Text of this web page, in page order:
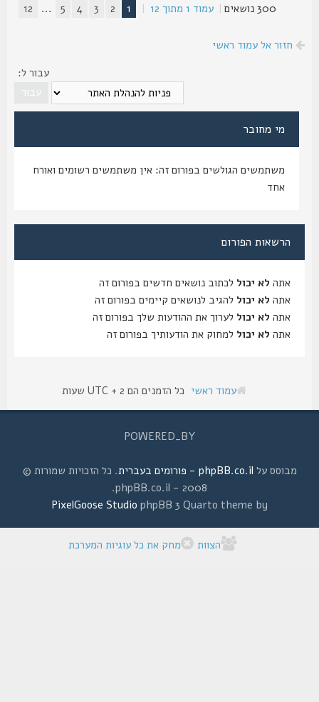
| עמוד1מתוך12
|
1
5
...
12
חזור אל עמוד ראשי
עבור ל:
מי מחובר
משתמשים הגולשים בפורום זה: אין משתמשים רשומים ואורח
הרשאות הפורום
לא יכול לכתוב נושאים חדשים בפורום זה
לא יכול להגיב לנושאים קיימים בפורום זה
לא יכול לערוך את ההודעות שלך בפורום זה
לא יכול למחוק את הודעותיך בפורום זה
עמוד ראשי כל הזמנים הם UTC + 2 שעות
POWERED_BY
מבוסס עלphpBB.co.il - פורומים בעברית
. כל הזכויות שמורות ©
2008 - phpBB.co.il.
phpBB 3 Quarto theme by
PixelGoose Studio
הצוות מחק את כל עוגיות המערכת